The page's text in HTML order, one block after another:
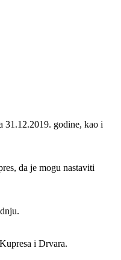
31.12.2019. godine, kao i
da je mogu nastaviti
i Drvara.